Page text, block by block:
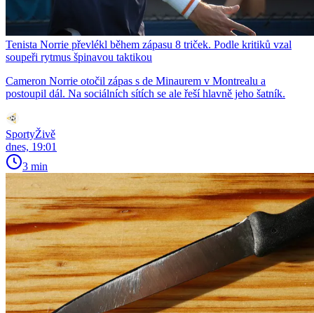
Tenista Norrie převlékl během zápasu 8 triček. Podle kritiků vzal
soupeři rytmus špinavou taktikou
Cameron Norrie otočil zápas s de Minaurem v Montrealu a
postoupil dál. Na sociálních sítích se ale řeší hlavně jeho šatník.
SportyŽivě
dnes, 19:01
3 min